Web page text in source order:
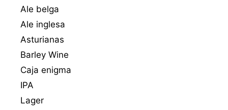
Ale belga
Ale inglesa
Asturianas
Barley Wine
Caja enigma
IPA
Lager